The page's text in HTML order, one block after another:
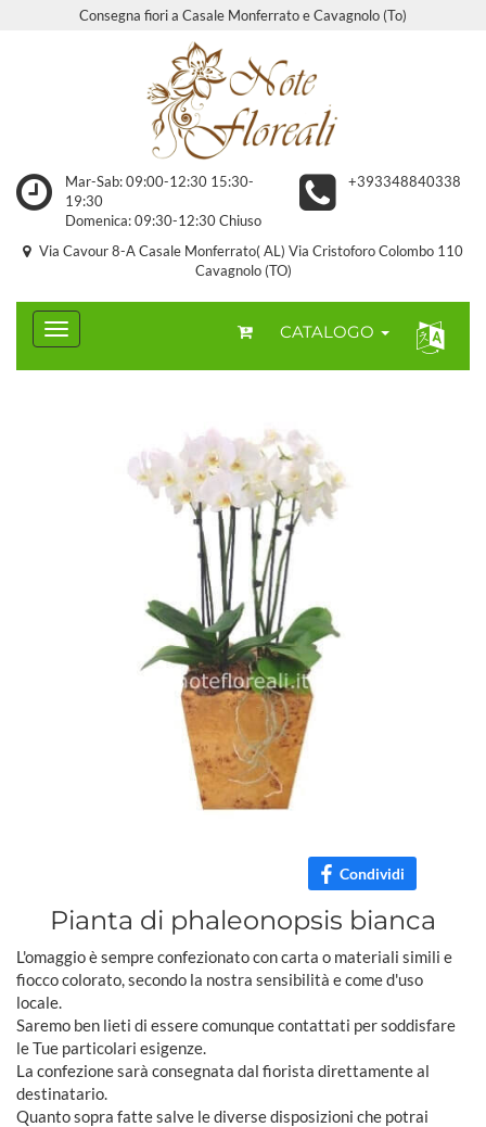
Consegna fiori a Casale Monferrato e Cavagnolo (To)
Mar-Sab: 09:00-12:30 15:30-
19:30
Domenica: 09:30-12:30 Chiuso
+393348840338
Via Cavour 8-A Casale Monferrato( AL) Via Cristoforo Colombo 110
Cavagnolo (TO)
CATALOGO
Condividi
Pianta di phaleonopsis bianca
L'omaggio è sempre confezionato con carta o materiali simili e
fiocco colorato, secondo la nostra sensibilità e come d'uso
locale.
Saremo ben lieti di essere comunque contattati per soddisfare
le Tue particolari esigenze.
La confezione sarà consegnata dal fiorista direttamente al
destinatario.
Quanto sopra fatte salve le diverse disposizioni che potrai